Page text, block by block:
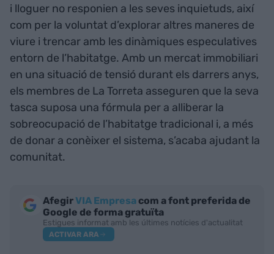
i lloguer no responien a les seves inquietuds, així
com per la voluntat d’explorar altres maneres de
viure i trencar amb les dinàmiques especulatives
entorn de l’habitatge. Amb un mercat immobiliari
en una situació de tensió durant els darrers anys,
els membres de La Torreta asseguren que la seva
tasca suposa una fórmula per a alliberar la
sobreocupació de l’habitatge tradicional i, a més
de donar a conèixer el sistema, s’acaba ajudant la
comunitat.
AfegirVIA Empresa com a font preferida de
Google de forma gratuïta
Estigues informat amb les últimes notícies d'actualitat
ACTIVAR ARA